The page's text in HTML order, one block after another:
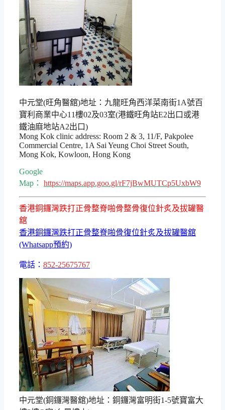
中元堂(旺角醫舘)地址：九龍旺角西洋菜南街1A號百
寶利商業中心11樓02及03室(港鐵旺角站E2出口或港
鐵油麻地站A2出口)
Mong Kok clinic address: Room 2 & 3, 11/F, Pakpolee
Commercial Centre, 1A Sai Yeung Choi Street South,
Mong Kok, Kowloon, Hong Kong
Google
Map： https://maps.app.goo.gl/rF7jBwMUTCp5UxbW9
香港銅鑼灣跌打正骨整脊啪骨整骨復位針炙及拔罐醫
舘
香港銅鑼灣跌打正骨整脊啪骨復位針炙及拔罐醫舘
(Whatsapp預約)
電話： 852-25675767
中元堂(銅鑼灣醫舘)地址：銅鑼灣富明街1-5號寶富大